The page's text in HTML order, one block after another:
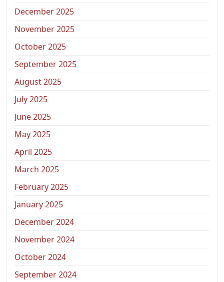
December 2025
November 2025
October 2025
September 2025
August 2025
July 2025
June 2025
May 2025
April 2025
March 2025
February 2025
January 2025
December 2024
November 2024
October 2024
September 2024